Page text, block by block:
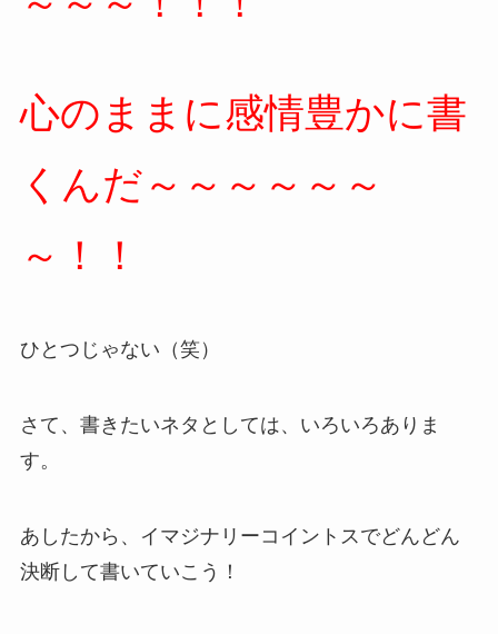
心のままに感情豊かに書
くんだ～～～～～～
～！！
ひとつじゃない（笑）
さて、書きたいネタとしては、いろいろありま
す。
あしたから、イマジナリーコイントスでどんどん
決断して書いていこう！